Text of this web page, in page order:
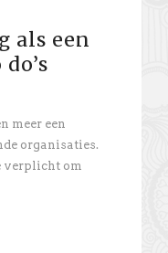
als een
meer een
organisaties.
verplicht om